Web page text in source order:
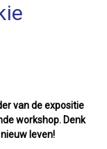
van de expositie
workshop. Denk
leven!